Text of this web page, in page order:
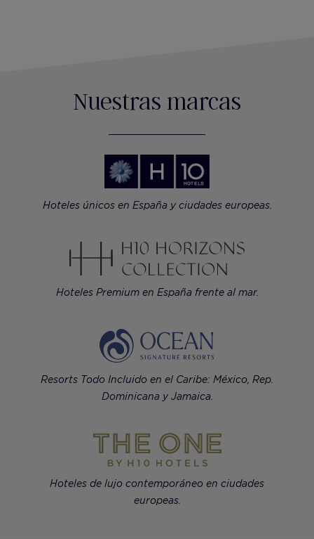
Nuestras marcas
Hoteles únicos en España y ciudades europeas.
Hoteles Premium en España frente al mar.
Resorts Todo Incluido en el Caribe: México, Rep.
Dominicana y Jamaica.
Hoteles de lujo contemporáneo en ciudades
europeas.